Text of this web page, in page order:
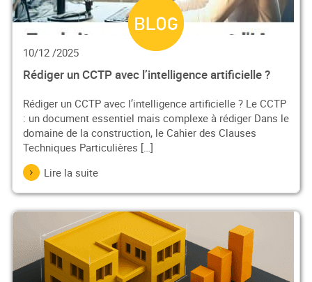
10/12 /2025
Rédiger un CCTP avec l’intelligence artificielle ?
Rédiger un CCTP avec l’intelligence artificielle ? Le CCTP
: un document essentiel mais complexe à rédiger Dans le
domaine de la construction, le Cahier des Clauses
Techniques Particulières […]
Lire la suite